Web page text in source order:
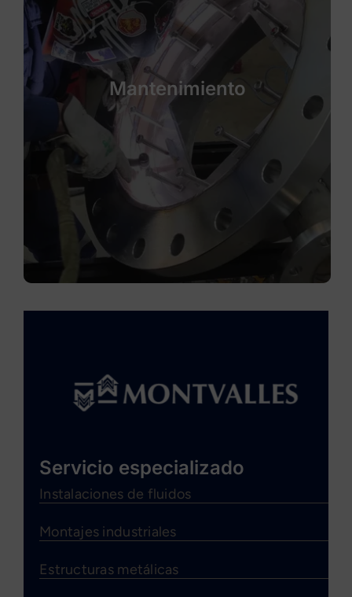
Mantenimiento
Servicio especializado
Instalaciones de fluidos
Montajes industriales
Estructuras metálicas